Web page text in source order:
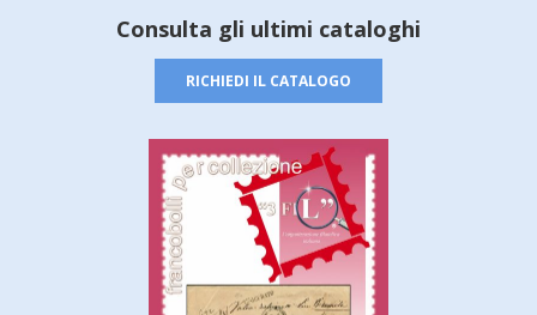
Consulta gli ultimi cataloghi
RICHIEDI IL CATALOGO